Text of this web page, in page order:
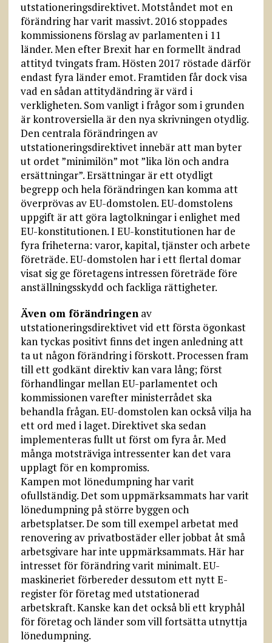
utstationeringsdirektivet. Motståndet mot en
förändring har varit massivt. 2016 stoppades
kommissionens förslag av parlamenten i 11
länder. Men efter Brexit har en formellt ändrad
attityd tvingats fram. Hösten 2017 röstade därför
endast fyra länder emot. Framtiden får dock visa
vad en sådan attitydändring är värd i
verkligheten. Som vanligt i frågor som i grunden
är kontroversiella är den nya skrivningen otydlig.
Den centrala förändringen av
utstationeringsdirektivet innebär att man byter
ut ordet ”minimilön” mot ”lika lön och andra
ersättningar”. Ersättningar är ett otydligt
begrepp och hela förändringen kan komma att
överprövas av EU-domstolen. EU-domstolens
uppgift är att göra lagtolkningar i enlighet med
EU-konstitutionen. I EU-konstitutionen har de
fyra friheterna: varor, kapital, tjänster och arbete
företräde. EU-domstolen har i ett flertal domar
visat sig ge företagens intressen företräde före
anställningsskydd och fackliga rättigheter.
Även om förändringenav
utstationeringsdirektivet vid ett första ögonkast
kan tyckas positivt finns det ingen anledning att
ta ut någon förändring i förskott. Processen fram
till ett godkänt direktiv kan vara lång; först
förhandlingar mellan EU-parlamentet och
kommissionen varefter ministerrådet ska
behandla frågan. EU-domstolen kan också vilja ha
ett ord med i laget. Direktivet ska sedan
implementeras fullt ut först om fyra år. Med
många motsträviga intressenter kan det vara
upplagt för en kompromiss.
Kampen mot lönedumpning har varit
ofullständig. Det som uppmärksammats har varit
lönedumpning på större byggen och
arbetsplatser. De som till exempel arbetat med
renovering av privatbostäder eller jobbat åt små
arbetsgivare har inte uppmärksammats. Här har
intresset för förändring varit minimalt. EU-
maskineriet förbereder dessutom ett nytt E-
register för företag med utstationerad
arbetskraft. Kanske kan det också bli ett kryphål
för företag och länder som vill fortsätta utnyttja
lönedumpning.